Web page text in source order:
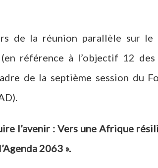
de la réunion parallèle sur le
(en référence à l’objectif 12
de la septième session du
l’avenir : Vers une Afrique
2063 ».